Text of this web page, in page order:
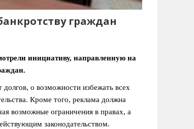
граждан
инициативу, направленную на
о возможности избежать всех
Кроме того, реклама должна
возможные ограничения в правах, а
законодательством.